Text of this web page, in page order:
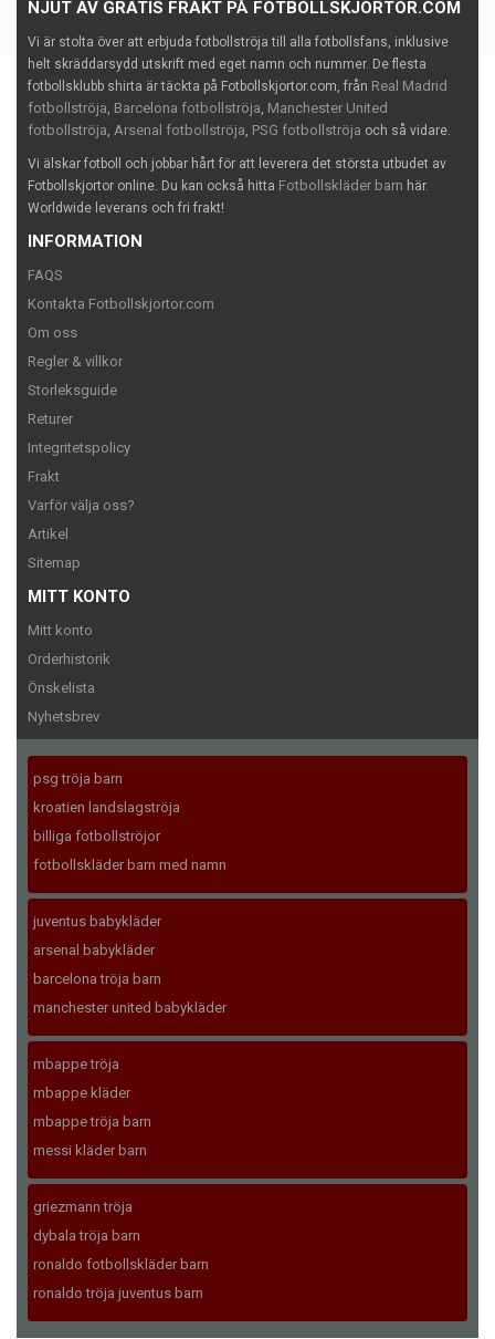
NJUT AV GRATIS FRAKT PÅ FOTBOLLSKJORTOR.COM
Vi är stolta över att erbjuda fotbollströja till alla fotbollsfans, inklusive
helt skräddarsydd utskrift med eget namn och nummer. De flesta
fotbollsklubb shirta är täckta på Fotbollskjortor.com, från Real Madrid
fotbollströja, Barcelona fotbollströja, Manchester United
fotbollströja, Arsenal fotbollströja, PSG fotbollströja och så vidare.
Vi älskar fotboll och jobbar hårt för att leverera det största utbudet av
Fotbollskjortor online. Du kan också hitta Fotbollskläder barn här.
Worldwide leverans och fri frakt!
INFORMATION
FAQS
Kontakta Fotbollskjortor.com
Om oss
Regler & villkor
Storleksguide
Returer
Integritetspolicy
Frakt
Varför välja oss?
Artikel
Sitemap
MITT KONTO
Mitt konto
Orderhistorik
Önskelista
Nyhetsbrev
psg tröja barn
kroatien landslagströja
billiga fotbollströjor
fotbollskläder barn med namn
juventus babykläder
arsenal babykläder
barcelona tröja barn
manchester united babykläder
mbappe tröja
mbappe kläder
mbappe tröja barn
messi kläder barn
griezmann tröja
dybala tröja barn
ronaldo fotbollskläder barn
ronaldo tröja juventus barn